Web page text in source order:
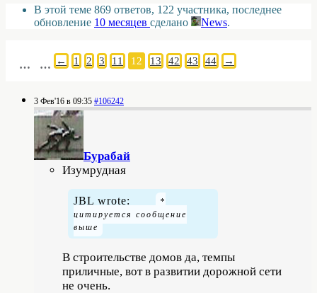
В этой теме 869 ответов, 122 участника, последнее
обновление 10 месяцев сделано News.
← 1 2 3
… 11 12 13
… 42 43 44 →
3 Фев'16 в 09:35 #106242
Бурабай
Изумрудная
JBL wrote:
В строительстве домов да, темпы
приличные, вот в развитии дорожной сети
не очень.